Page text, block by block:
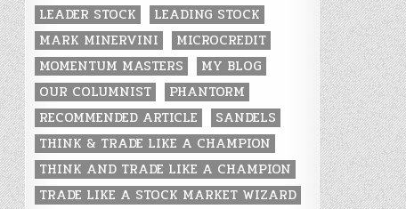
LEADER STOCK
LEADING STOCK
MARK MINERVINI
MICROCREDIT
MOMENTUM MASTERS
MY BLOG
OUR COLUMNIST
PHANTORM
RECOMMENDED ARTICLE
SANDELS
THINK & TRADE LIKE A CHAMPION
THINK AND TRADE LIKE A CHAMPION
TRADE LIKE A STOCK MARKET WIZARD